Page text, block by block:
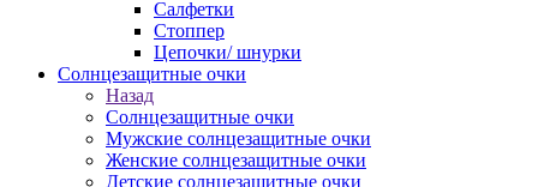
Салфетки
Стоппер
Цепочки/ шнурки
Солнцезащитные очки
Назад
Солнцезащитные очки
Мужские солнцезащитные очки
Женские солнцезащитные очки
Детские солнцезащитные очки